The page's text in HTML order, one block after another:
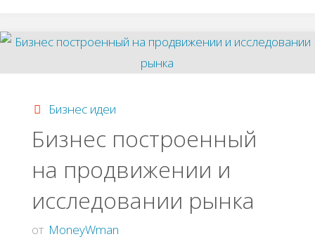
на
партнерках"
Бизнес идеи
Бизнес построенный
на продвижении и
исследовании рынка
от MoneyWman